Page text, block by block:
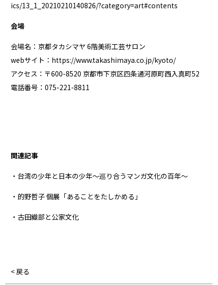
ics/13_1_20210210140826/?category=art#contents
会場
会場名：京都タカシマヤ 6階美術工芸サロン
webサイト： https://www.takashimaya.co.jp/kyoto/
アクセス：〒600-8520 京都市下京区四条通河原町西入真町52
電話番号：075-221-8811
関連記事
・台湾の少年と日本の少年～巡り合うマンガ文化の百年～
・的野哲子 個展「あることをたしかめる」
・古田織部と公家文化
< 戻る